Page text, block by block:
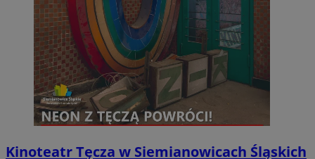
Kinoteatr Tęcza w Siemianowicach Śląskich